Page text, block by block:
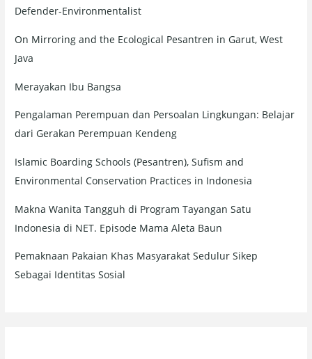
Defender-Environmentalist
On Mirroring and the Ecological Pesantren in Garut, West
Java
Merayakan Ibu Bangsa
Pengalaman Perempuan dan Persoalan Lingkungan: Belajar
dari Gerakan Perempuan Kendeng
Islamic Boarding Schools (Pesantren), Sufism and
Environmental Conservation Practices in Indonesia
Makna Wanita Tangguh di Program Tayangan Satu
Indonesia di NET. Episode Mama Aleta Baun
Pemaknaan Pakaian Khas Masyarakat Sedulur Sikep
Sebagai Identitas Sosial